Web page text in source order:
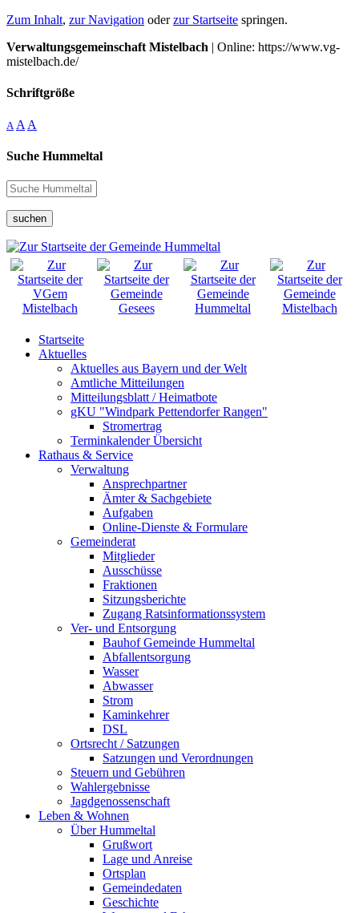
Zum Inhalt, zur Navigation oderzur Startseite springen.
Verwaltungsgemeinschaft Mistelbach | Online: https://www.vg-
mistelbach.de/
Schriftgröße
A A A
Suche Hummeltal
suchen
Startseite
Aktuelles
Aktuelles aus Bayern und der Welt
Amtliche Mitteilungen
Mitteilungsblatt / Heimatbote
gKU "Windpark Pettendorfer Rangen"
Stromertrag
Terminkalender Übersicht
Rathaus & Service
Verwaltung
Ansprechpartner
Ämter & Sachgebiete
Aufgaben
Online-Dienste & Formulare
Gemeinderat
Mitglieder
Ausschüsse
Fraktionen
Sitzungsberichte
Zugang Ratsinformationssystem
Ver- und Entsorgung
Bauhof Gemeinde Hummeltal
Abfallentsorgung
Wasser
Abwasser
Strom
Kaminkehrer
DSL
Ortsrecht / Satzungen
Satzungen und Verordnungen
Steuern und Gebühren
Wahlergebnisse
Jagdgenossenschaft
Leben & Wohnen
Über Hummeltal
Grußwort
Lage und Anreise
Ortsplan
Gemeindedaten
Geschichte